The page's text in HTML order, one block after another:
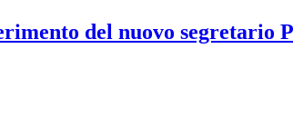
del nuovo segretario